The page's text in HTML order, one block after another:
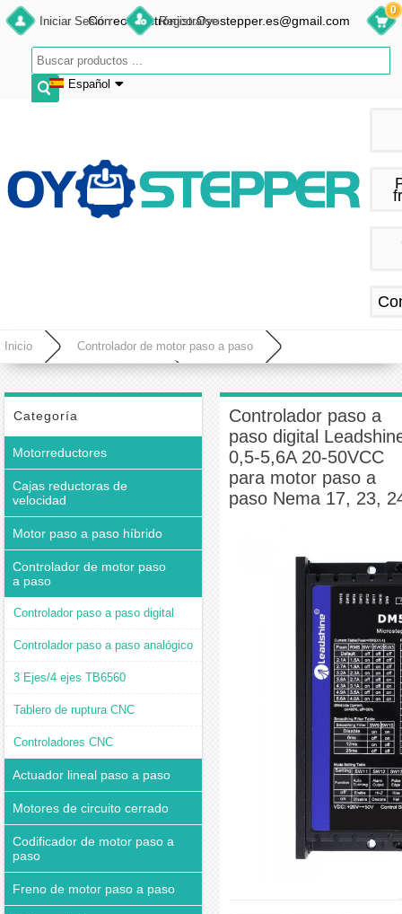
Iniciar Sesión Registrarse
Español
Français
Español
Correo electrónico:Oyostepper.es@gmail.com
0
Inicio Controlador de motor paso a paso
0,5-5,6A 20-50VCC para motor paso a paso Nema 17, 23, 24
Categoría
Motorreductores
Cajas reductoras de
velocidad
Motor paso a paso híbrido
Controlador de motor paso
a paso
Controlador paso a paso digital
Controlador paso a paso analógico
3 Ejes/4 ejes TB6560
Tablero de ruptura CNC
Controladores CNC
Actuador lineal paso a paso
Motores de circuito cerrado
Codificador de motor paso a
paso
Freno de motor paso a paso
Controlador paso a
paso digital
0,5-5,6A 20-50VCC
para motor paso a
paso Nema 17, 23,